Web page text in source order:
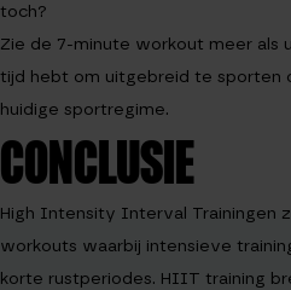
toch?
Zie de 7-minute workout meer als
tijd hebt om uitgebreid te sporten
huidige sportregime.
CONCLUSIE
High Intensity Interval Trainingen
workouts waarbij intensieve
korte rustperiodes. HIIT training